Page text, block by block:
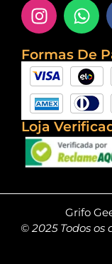
Formas De
Loja
Grifo
© 2025 Todos